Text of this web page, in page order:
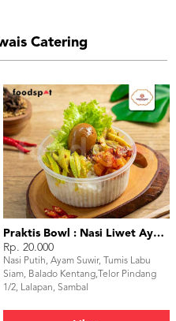
Catering
Praktis Bowl : Nasi Liwet Ayam Suwir
Rp. 20.000
Nasi Putih, Ayam Suwir, Tumis Labu
Siam, Balado Kentang,Telor Pindang
1/2, Lalapan, Sambal